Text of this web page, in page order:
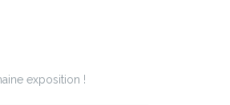
exposition !